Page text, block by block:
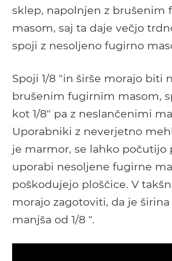
sklep, napolnjen z brušenim
masom, saj ta daje večjo
spoji z nesoljeno fugirno
Spoji 1/8 "in širše morajo biti
brušenim fugirnim masom,
kot 1/8" pa z neslančenimi
Uporabniki z neverjetno
je marmor, se lahko počutijo
uporabi nesoljene fugirne
poškodujejo ploščice. V
morajo zagotoviti, da je
manjša od 1/8 ".